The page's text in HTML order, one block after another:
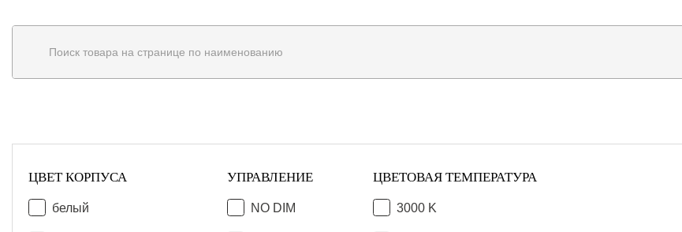
Поиск товара на странице по наименованию
ЦВЕТ КОРПУСА
белый
УПРАВЛЕНИЕ
NO DIM
ЦВЕТОВАЯ ТЕМПЕРАТУРА
3000 K